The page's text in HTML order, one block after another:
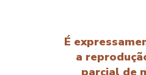
É
a
parcial de